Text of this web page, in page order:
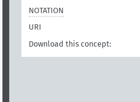
NOTATION
URI
Download this concept: